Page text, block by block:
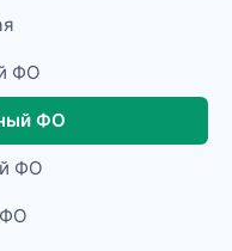
ФО
ФО
ФО
ФО